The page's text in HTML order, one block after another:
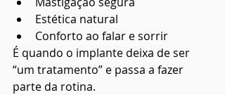
Estética natural
Conforto ao falar e sorrir
É quando o implante deixa de ser
“um tratamento” e passa a fazer
parte da rotina.